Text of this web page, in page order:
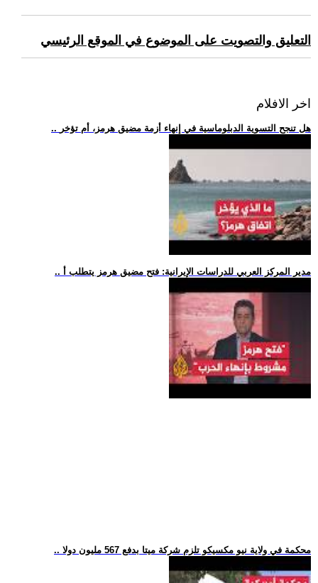
التعليق والتصويت على الموضوع في الموقع الرئيسي
اخر الافلام
.. هل تنجح التسوية الدبلوماسية في إنهاء أزمة مضيق هرمز، أم تؤخر
.. مدير المركز العربي للدراسات الإيرانية: فتح مضيق هرمز يتطلب أ
.. محكمة في ولاية نيو مكسيكو تلزم شركة ميتا بدفع 567 مليون دولا